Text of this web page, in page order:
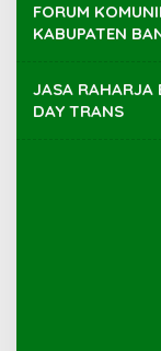
FORUM
KABUPATEN
JASA RAHARJA
DAY TRANS